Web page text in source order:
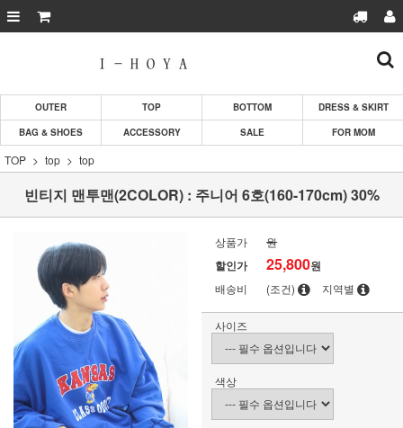
OUTER TOP BOTTOM
DRESS & SKIRT
BAG & SHOES
ACCESSORY SALE FOR MOM
TOP top top
빈티지 맨투맨(2COLOR) : 주니어 6호(160-170cm) 30%
상품가 원
할인가 25,800원
배송비 (조건) 지역별
사이즈
색상